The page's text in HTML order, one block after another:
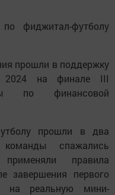
фиджитал-футболу
прошли в поддержку
2024 на финале III
по финансовой
прошли в два
спажались
правила
завершения первого
на реальную мини-